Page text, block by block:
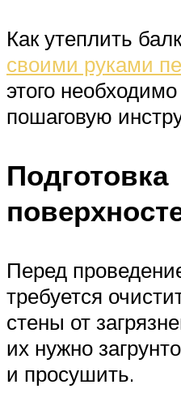
Как утеплить
своими руками
этого
пошаговую
Подготовка
Перед
требуется
стены от
их нужно
и просушить.